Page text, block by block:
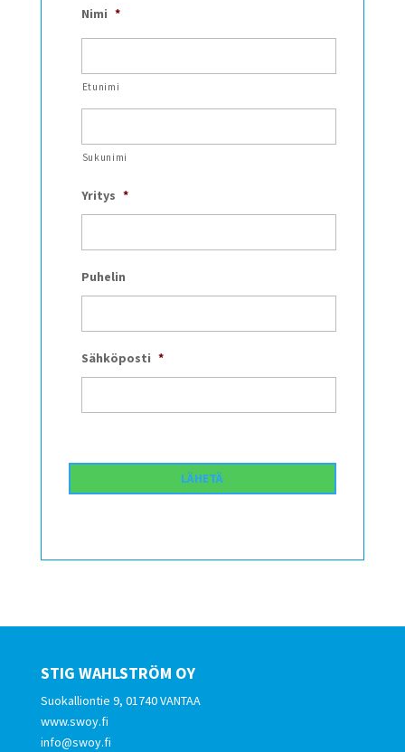
Nimi *
Etunimi
Sukunimi
Yritys *
Puhelin
Sähköposti *
STIG WAHLSTRÖM OY
Suokalliontie 9, 01740 VANTAA
www.swoy.fi
info@swoy.fi